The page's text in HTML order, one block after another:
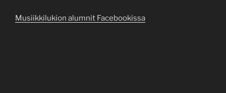
Musiikkilukion alumnit Facebookissa